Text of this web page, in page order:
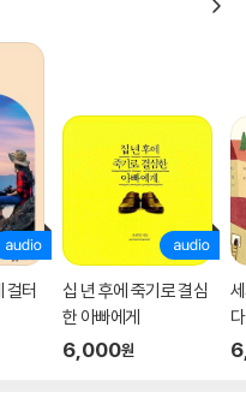
걸터
십 년 후에 죽기로 결심
한 아빠에게
6,000원
다